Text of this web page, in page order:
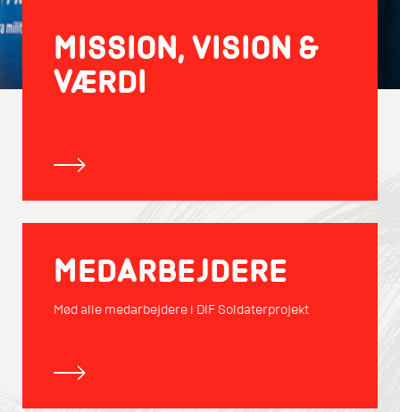
MISSION, VISION &
VÆRDI
MEDARBEJDERE
Mød alle medarbejdere i DIF Soldaterprojekt